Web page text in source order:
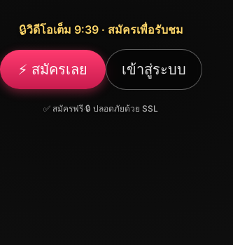
🔒วิดีโอเต็ม 9:39 · สมัครเพื่อรับชม
⚡ สมัครเลย เข้าสู่ระบบ
✅ สมัครฟรี·🔒 ปลอดภัยด้วย SSL